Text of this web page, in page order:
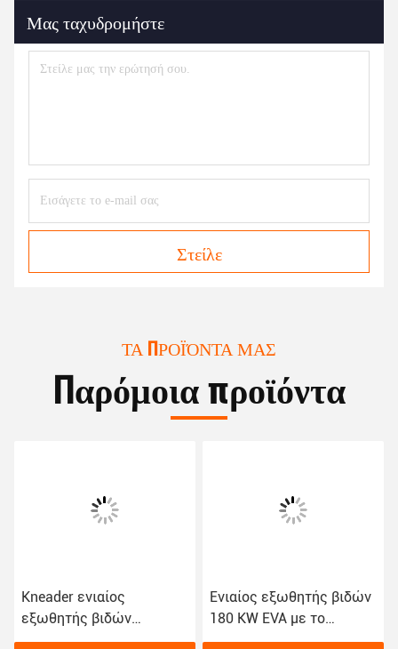
Μας ταχυδρομήστε
Στείλε
ΤΑ ΠΡΟΪΌΝΤΑ ΜΑΣ
Παρόμοια προϊόντα
Kneader ενιαίος
εξωθητής βιδών
αναμικτών, πλαστική
Ενιαίος εξωθητής βιδών
180 KW EVA με το
σύστημα σβόλων σκελών